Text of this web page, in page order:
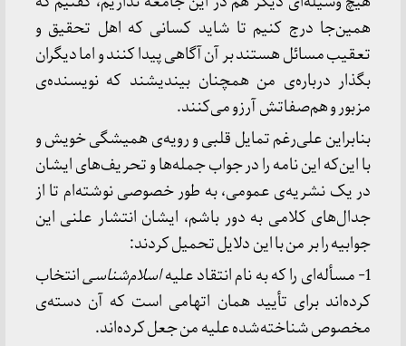
همین‌جا درج کنیم تا شاید کسانی که اهل تحقیق و
تعقیب مسائل هستند بر آن آگاهی پیدا کنند و اما دیگران
بگذار درباره‌ی من همچنان بیندیشند که نویسنده‌ی
مزبور و هم‌صفاتش آرزو می‌کنند.
بنابراین علی‌رغم تمایل قلبی و رویه‌ی همیشگی خویش و
با این‌که این نامه را در جواب جمله‌ها و تحریف‌های ایشان
در یک نشریه‌ی عمومی، به طور خصوصی نوشته‌ام تا از
جدال‌های کلامی به دور باشم، ایشان انتشار علنی این
جوابیه را بر من با این دلایل تحمیل کردند:
1- مسأله‌ای را که به نام انتقاد علیه
اسلام‌شناسیانتخاب
کرده‌اند برای تأیید همان اتهامی است که آن دسته‌ی
مخصوص شناخته‌شده علیه من جعل کرده‌اند.